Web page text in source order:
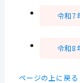
令和7
令和8
ページの上に戻る